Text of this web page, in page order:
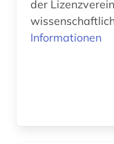
romanistik (5)
der
Informationen